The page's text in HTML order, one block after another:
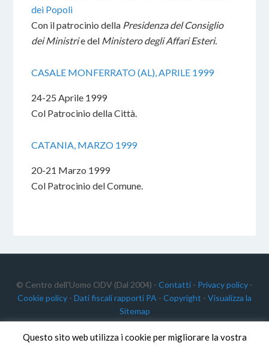
dei Popoli
Con il patrocinio della Presidenza del Consiglio
dei Ministrie del Ministero degli Affari Esteri.
CASALE MONFERRATO (AL), APRILE 1999
24-25 Aprile 1999
Col Patrocinio della Città.
CATANIA, MARZO 1999
20-21 Marzo 1999
Col Patrocinio del Comune.
© Centro dell'Uomo ODV (Dal 2004) - Contatti - Privacy policy -
Cookie policy - Dati fiscali rapporti PA - Copyright - Visualizza la
Sitemap
Centro dell'Uomo ODV
Questo sito web utilizza i cookie per migliorare la vostra